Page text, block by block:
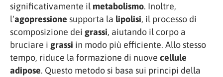
significativamente il metabolismo. Inoltre,
l‘agopressione supporta la lipolisi, il processo di
scomposizione dei grassi, aiutando il corpo a
bruciare i grassi in modo più efficiente. Allo stesso
tempo, riduce la formazione di nuove cellule
adipose. Questo metodo si basa sui principi della